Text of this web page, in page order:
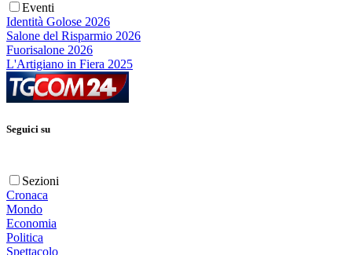
Eventi
Identità Golose 2026
Salone del Risparmio 2026
Fuorisalone 2026
L'Artigiano in Fiera 2025
Seguici su
Sezioni
Cronaca
Mondo
Economia
Politica
Spettacolo